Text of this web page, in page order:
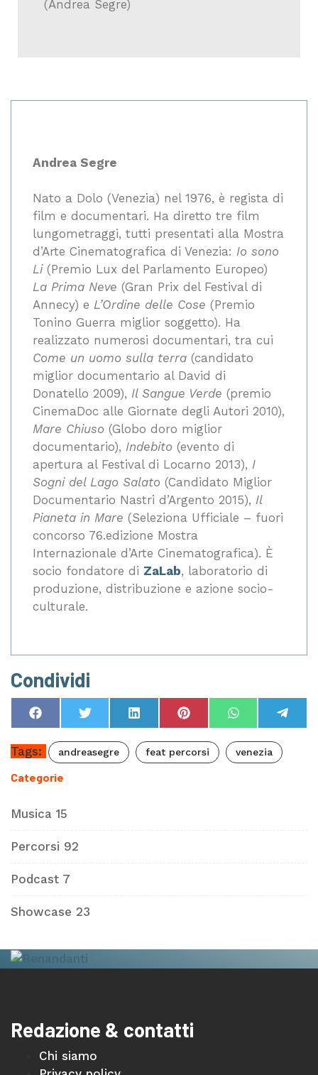
(Andrea Segre)
Andrea Segre
Nato a Dolo (Venezia) nel 1976, è regista di
film e documentari. Ha diretto tre film
lungometraggi, tutti presentati alla Mostra
d’Arte Cinematografica di Venezia: Io sono
Li(Premio Lux del Parlamento Europeo)
La Prima Neve (Gran Prix del Festival di
Annecy) e L’Ordine delle Cose (Premio
Tonino Guerra miglior soggetto). Ha
realizzato numerosi documentari, tra cui
Come un uomo sulla terra (candidato
miglior documentario al David di
Donatello 2009), Il Sangue Verde (premio
CinemaDoc alle Giornate degli Autori 2010),
Mare Chiuso (Globo doro miglior
documentario), Indebito (evento di
apertura al Festival di Locarno 2013), I
Sogni del Lago Salato (Candidato Miglior
Documentario Nastri d’Argento 2015), Il
Pianeta in Mare (Seleziona Ufficiale – fuori
concorso 76.edizione Mostra
Internazionale d’Arte Cinematografica). È
socio fondatore di ZaLab, laboratorio di
produzione, distribuzione e azione socio-
culturale.
Condividi
Tags: andreasegre feat percorsi venezia
Categorie
Musica 15
Percorsi 92
Podcast 7
Showcase 23
Redazione & contatti
Chi siamo